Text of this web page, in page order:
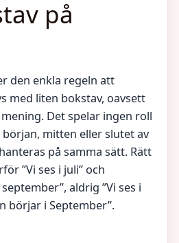
på
den enkla regeln att
med liten bokstav, oavsett
Det spelar ingen roll
mitten eller slutet av
på samma sätt. Rätt
”Vi ses i juli” och
aldrig ”Vi ses i
börjar i September”.